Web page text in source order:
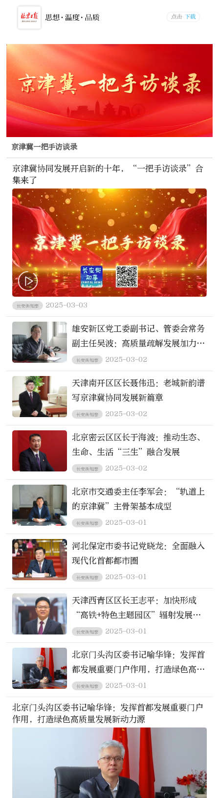
京津冀一把手访谈录
京津冀协同发展开启新的十年，“一把手访谈录”合
集来了
长安街知事 2025-03-03
雄安新区党工委副书记、管委会常务
副主任吴波：高质量疏解发展加力提
速长安街知事 2025-03-02
天津南开区区长聂伟迅：老城新韵谱
写京津冀协同发展新篇章
长安街知事 2025-03-02
北京密云区区长于海波：推动生态、
生命、生活“三生”融合发展
长安街知事 2025-03-02
北京市交通委主任李军会：“轨道上
的京津冀”主骨架基本成型
长安街知事 2025-03-01
河北保定市委书记党晓龙：全面融入
现代化首都都市圈
长安街知事 2025-03-01
天津西青区区长王志平：加快形成
“高铁+特色主题园区”辐射发展模
式长安街知事 2025-03-01
北京门头沟区委书记喻华锋：发挥首
都发展重要门户作用，打造绿色高质
量发展新动力源
长安街知事 2025-03-01
北京门头沟区委书记喻华锋：发挥首都发展重要门户
作用，打造绿色高质量发展新动力源